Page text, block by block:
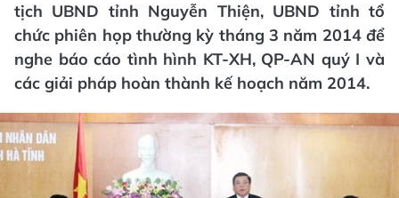
tịch UBND tỉnh Nguyễn Thiện, UBND tỉnh tổ
chức phiên họp thường kỳ tháng 3 năm 2014 để
nghe báo cáo tình hình KT-XH, QP-AN quý I và
các giải pháp hoàn thành kế hoạch năm 2014.